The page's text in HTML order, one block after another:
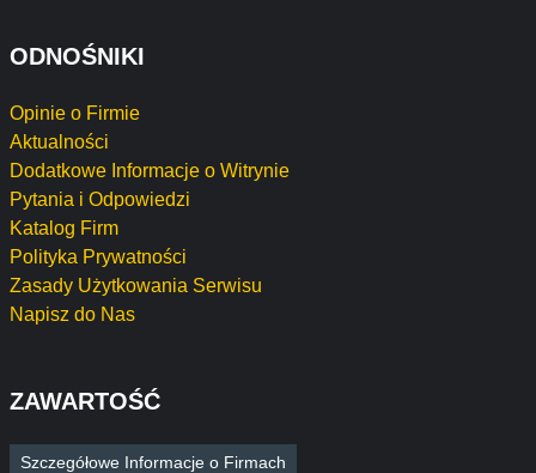
ODNOŚNIKI
Opinie o Firmie
Aktualności
Dodatkowe Informacje o Witrynie
Pytania i Odpowiedzi
Katalog Firm
Polityka Prywatności
Zasady Użytkowania Serwisu
Napisz do Nas
ZAWARTOŚĆ
Szczegółowe Informacje o Firmach